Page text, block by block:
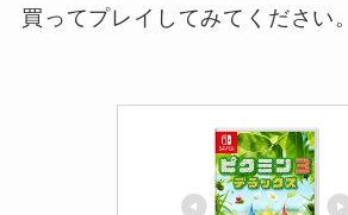
買ってプレイしてみてください。